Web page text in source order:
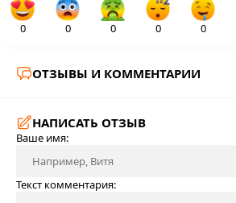
0 0 0 0 0
ОТЗЫВЫ И КОММЕНТАРИИ
НАПИСАТЬ ОТЗЫВ
Ваше имя:
Текст комментария: